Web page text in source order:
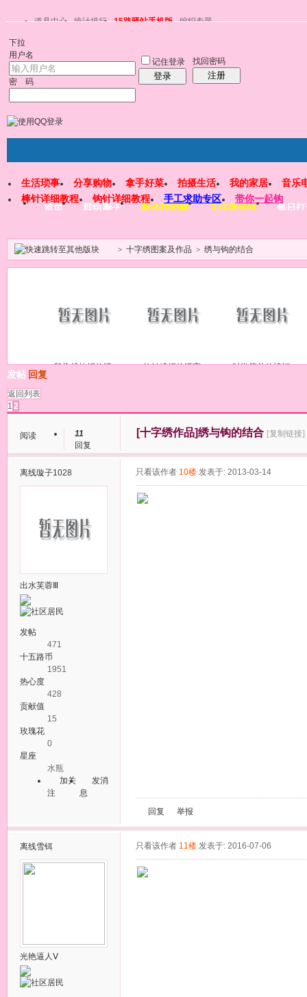
道具中心 统计排行 15路驿站手机版 编织专题
下拉
用户名
密 码
记住登录
登录
找回密码
注册
首页 群组圈子 教你找图解 关注微信号 每日
生活琐事 分享购物 拿手好菜 拍摄生活 我的家居
音乐
棒针详细教程
钩针详细教程 手工求助专区 带你一起钩
> 十字绣图案及作品 > 绣与钩的结合
段染线钩织的漂 钩针编织的漂亮 时尚简单的蝙蝠
发帖 回复
返回列表
1 2
阅读
11
回复
[十字绣作品]绣与钩的结合 [复制链接]
离线璇子1028
出水芙蓉Ⅲ
发帖
471
十五路币
1951
热心度
428
贡献值
15
玫瑰花
0
星座
水瓶
加关
注
发消
息
只看该作者 10楼 发表于: 2013-03-14
回复 举报
离线雪铒
光艳逼人Ⅴ
只看该作者 11楼 发表于: 2016-07-06